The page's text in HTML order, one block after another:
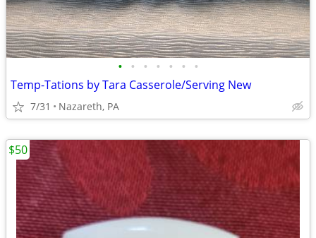
• • • • • • •
Temp-Tations by Tara Casserole/Serving New
7/31 Nazareth, PA
$50